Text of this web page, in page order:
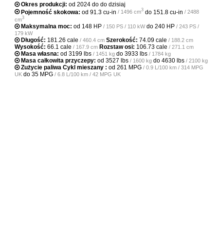
Okres produkcji: od 2024 do do dzisiaj
Pojemność skokowa: od 91.3 cu-in / 1496 cm3 do 151.8 cu-in / 2488
cm3
Maksymalna moc: od 148 HP / 150 PS / 110 kWdo 240 HP / 243 PS /
179 kW
Długość: 181.26 cale / 460.4 cm Szerokość: 74.09 cale / 188.2 cm
Wysokość: 66.1 cale / 167.9 cm Rozstaw osi: 106.73 cale / 271.1 cm
Masa własna: od 3199 lbs / 1451 kg do 3933 lbs / 1784 kg
Masa całkowita przyczepy: od 3527 lbs / 1600 kg do 4630 lbs / 2100 kg
Zużycie paliwa Cykl mieszany : od 261 MPG / 0.9 L/100 km / 314 MPG
UK do 35 MPG / 6.8 L/100 km / 42 MPG UK